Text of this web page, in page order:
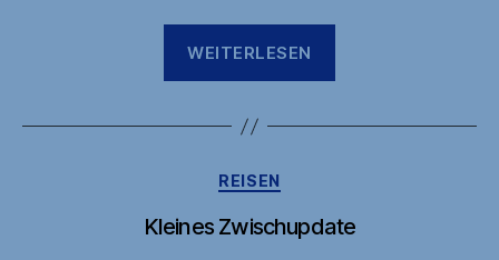
WEITERLESEN
Sneek“
Kategorien
REISEN
Kleines Zwischupdate